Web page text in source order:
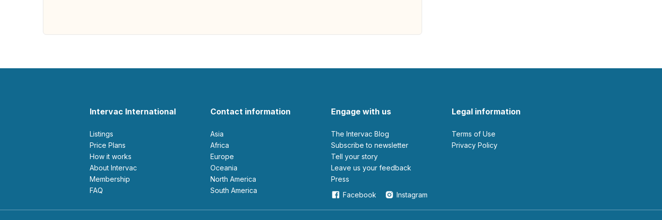
Intervac International
Listings
Price Plans
How it works
About Intervac
Membership
FAQ
Contact information
Asia
Africa
Europe
Oceania
North America
South America
Engage with us
The Intervac Blog
Subscribe to newsletter
Tell your story
leave us your feedback
Press
Facebook
Instagram
Legal information
Terms of Use
Privacy Policy